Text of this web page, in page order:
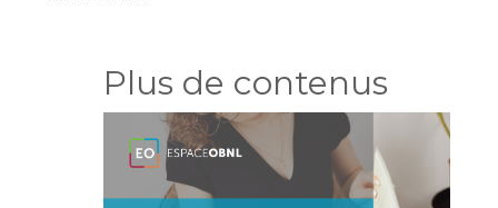
Plus de contenus